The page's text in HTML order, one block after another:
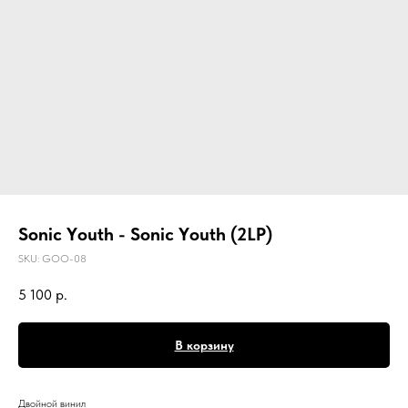
Sоniс Yоuth - Sоniс Yоuth (2LP)
SKU: GOO-08
5 100 р.
В корзину
Двойной винил